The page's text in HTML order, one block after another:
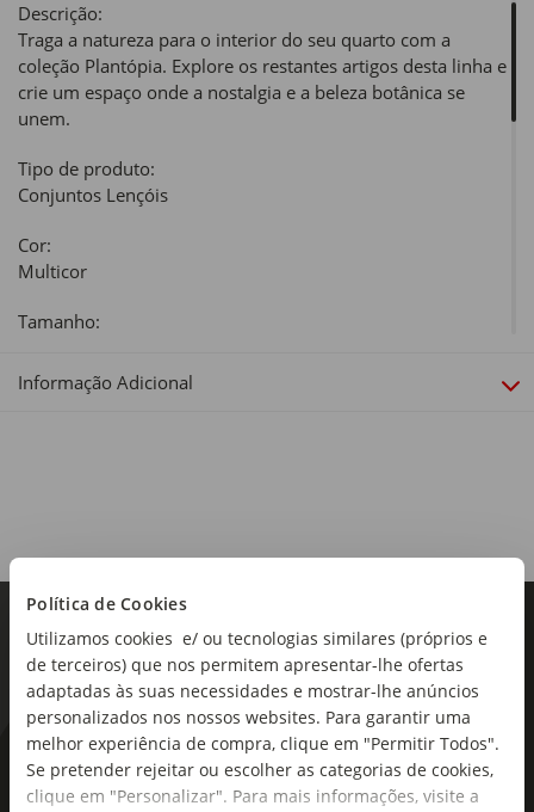
Política de Cookies
Utilizamos cookies e/ ou tecnologias similares (próprios e
de terceiros) que nos permitem apresentar-lhe ofertas
adaptadas às suas necessidades e mostrar-lhe anúncios
personalizados nos nossos websites. Para garantir uma
melhor experiência de compra, clique em "Permitir Todos".
Se pretender rejeitar ou escolher as categorias de cookies,
clique em "Personalizar". Para mais informações, visite a
Descrição:
Traga a natureza para o interior do seu quarto com a
coleção Plantópia. Explore os restantes artigos desta linha e
crie um espaço onde a nostalgia e a beleza botânica se
unem.
Tipo de produto:
Conjuntos Lençóis
Cor:
Multicor
Tamanho:
Dimensões:
Comprimento x Largura: 270 x 230 cm (Lençol de cima);
200 x 150 cm (Lençol ajustável); 65 x 50 cm (Capa de
Almofada)
Linha:
Plantópia
Informação Adicional
As novidades mais frescas no
seu e-mail!